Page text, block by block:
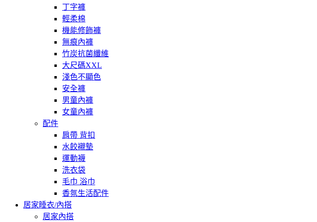
丁字褲
輕柔棉
機能修飾褲
無痕內褲
竹炭抗菌纖維
大尺碼XXL
淺色不顯色
安全褲
男童內褲
女童內褲
配件
肩帶 背扣
水餃襯墊
運動襪
洗衣袋
毛巾 浴巾
香氛生活配件
居家睡衣/內搭
居家內搭